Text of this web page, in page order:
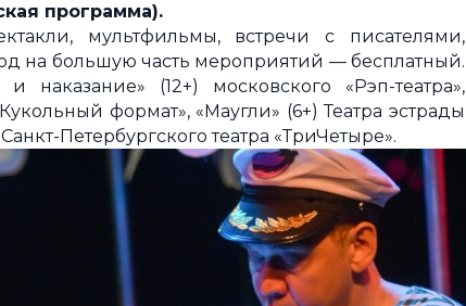
программа).
мультфильмы, встречи с писателями,
на большую часть мероприятий — бесплатный.
(12+) московского «Рэп-театра»,
формат», «Маугли» (6+) Театра эстрады
Петербургского театра «ТриЧетыре».